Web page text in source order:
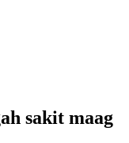
sakit maag